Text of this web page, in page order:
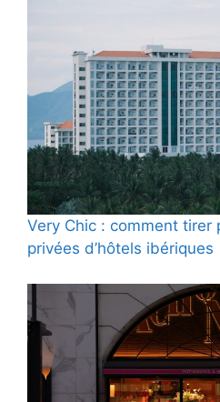
Very Chic : comment tirer
privées d’hôtels ibériques